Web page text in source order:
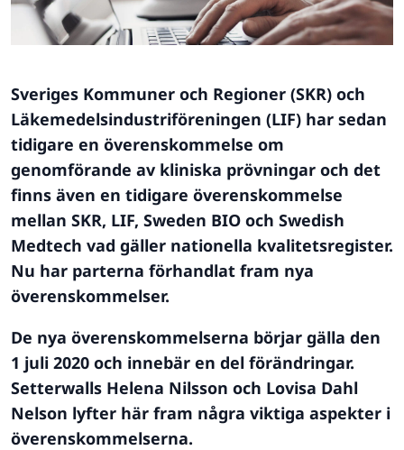
Sveriges Kommuner och Regioner (SKR) och
Läkemedelsindustriföreningen (LIF) har sedan
tidigare en överenskommelse om
genomförande av kliniska prövningar och det
finns även en tidigare överenskommelse
mellan SKR, LIF, Sweden BIO och Swedish
Medtech vad gäller nationella kvalitetsregister.
Nu har parterna förhandlat fram nya
överenskommelser.
De nya överenskommelserna börjar gälla den
1 juli 2020 och innebär en del förändringar.
Setterwalls Helena Nilsson och Lovisa Dahl
Nelson lyfter här fram några viktiga aspekter i
överenskommelserna.